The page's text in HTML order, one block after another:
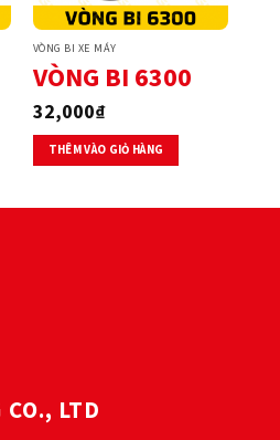
VÒNG BI XE MÁY
VÒNG BI 6300
32,000₫
THÊM VÀO GIỎ HÀNG
LTD